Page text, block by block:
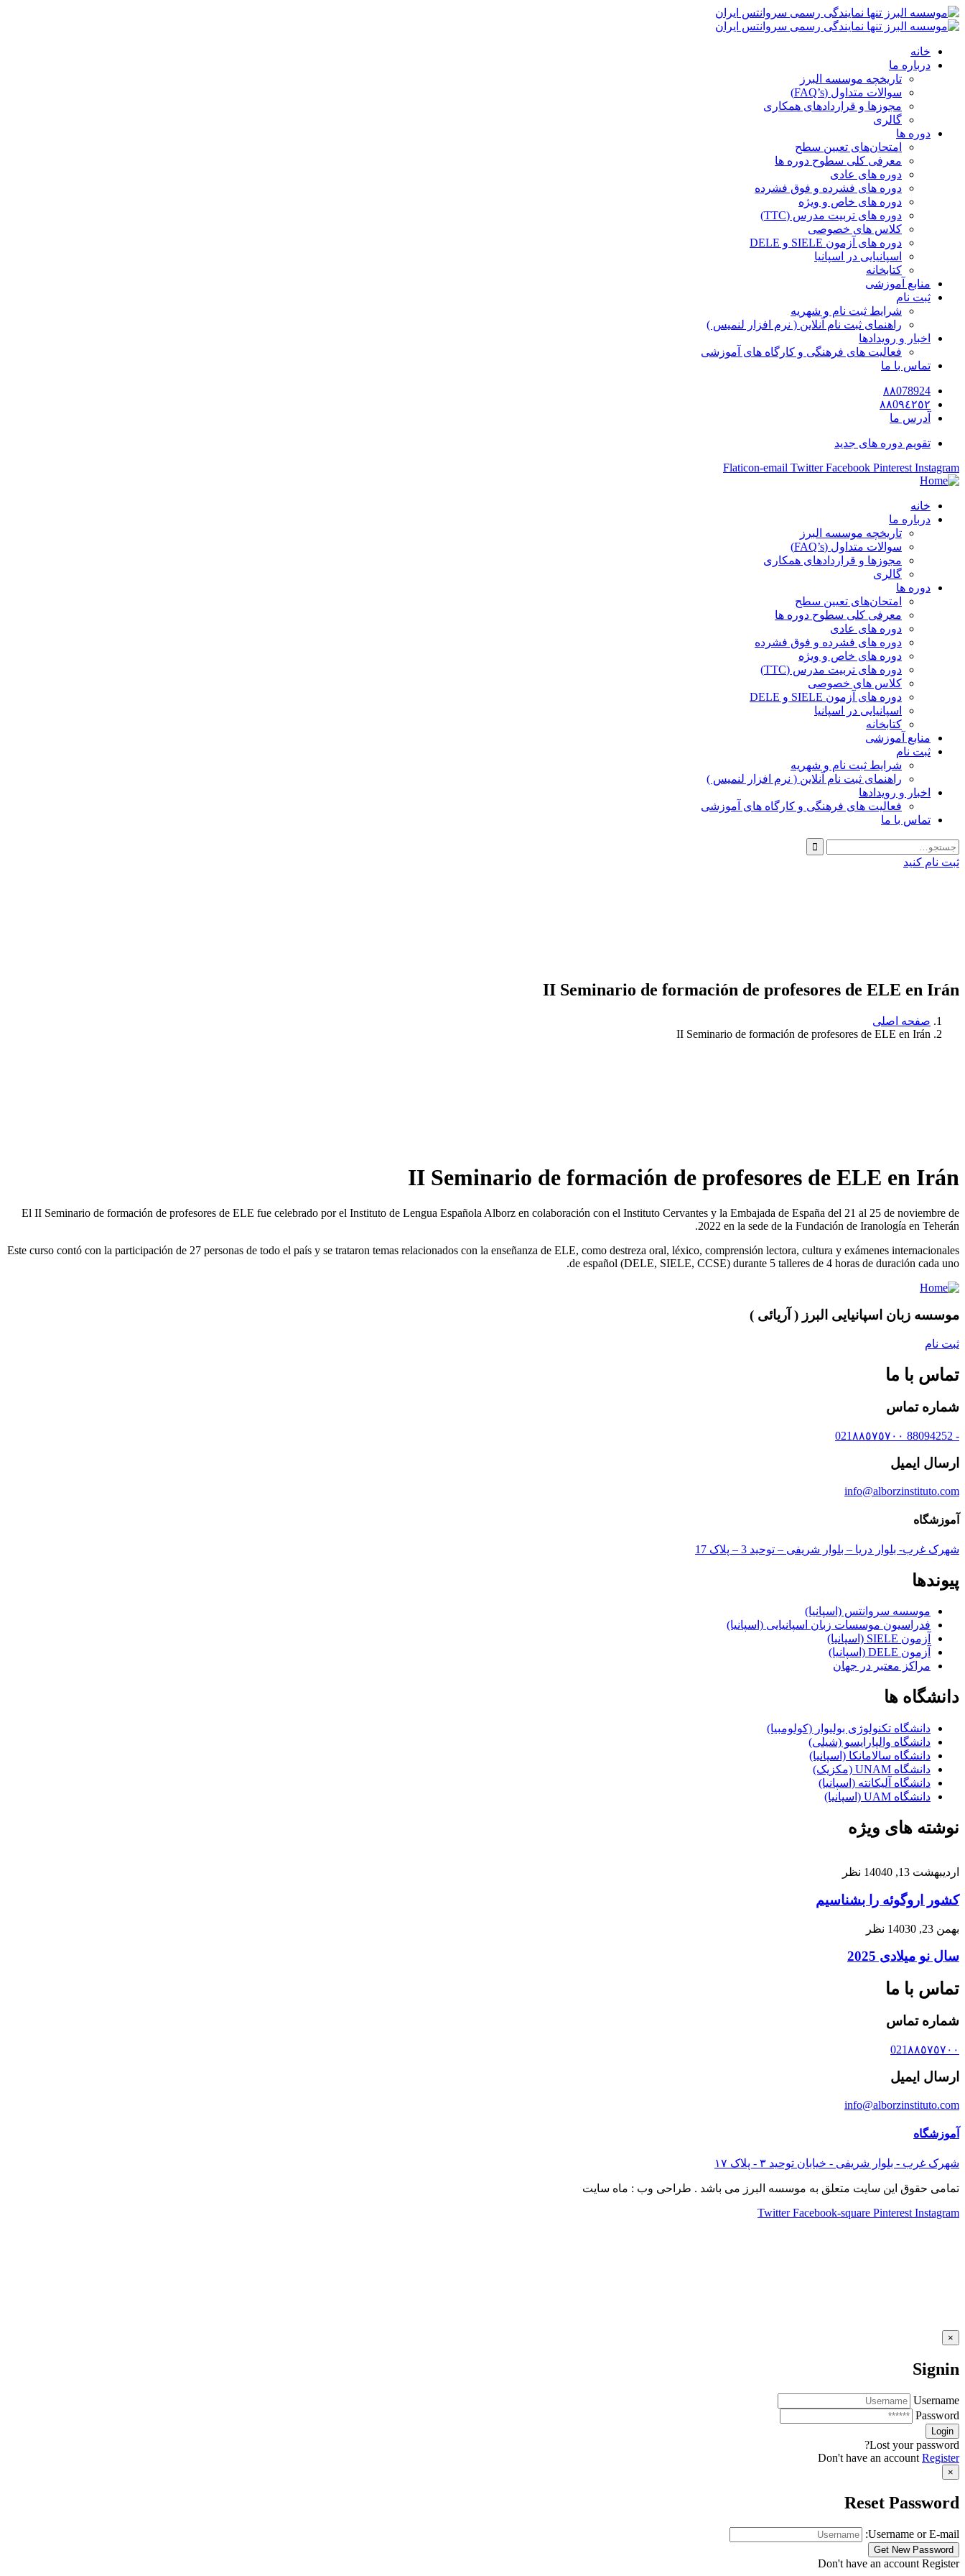
خانه
درباره ما
تاریخچه موسسه البرز
سوالات متداول (FAQ’s)
مجوزها و قراردادهای همکاری
گالری
دوره ها
امتحان‌های تعیین سطح
معرفی کلی سطوح دوره ها
دوره های عادی
دوره های فشرده و فوق فشرده
دوره های خاص و ویژه
دوره های تربیت مدرس (TTC)
کلاس های خصوصی
دوره های آزمون SIELE و DELE
اسپانیایی در اسپانیا
کتابخانه
منابع آموزشی
ثبت نام
شرایط ثبت نام و شهریه
راهنمای ثبت نام آنلاین ( نرم افزار لنمیس )
اخبار و رویدادها
فعالیت های فرهنگی و کارگاه های آموزشی
تماس با ما
٨٨078924
٨٨0٩٤٢٥٢
آدرس ما
تقویم دوره های جدید
Flaticon-email Twitter Facebook Pinterest Instagram
خانه
درباره ما
تاریخچه موسسه البرز
سوالات متداول (FAQ’s)
مجوزها و قراردادهای همکاری
گالری
دوره ها
امتحان‌های تعیین سطح
معرفی کلی سطوح دوره ها
دوره های عادی
دوره های فشرده و فوق فشرده
دوره های خاص و ویژه
دوره های تربیت مدرس (TTC)
کلاس های خصوصی
دوره های آزمون SIELE و DELE
اسپانیایی در اسپانیا
کتابخانه
منابع آموزشی
ثبت نام
شرایط ثبت نام و شهریه
راهنمای ثبت نام آنلاین ( نرم افزار لنمیس )
اخبار و رویدادها
فعالیت های فرهنگی و کارگاه های آموزشی
تماس با ما
ثبت نام کنید
II Seminario de formación de profesores de ELE en Irán
صفحه اصلی
II Seminario de formación de profesores de ELE en Irán
II Seminario de formación de profesores de ELE en Irán
El II Seminario de formación de profesores de ELE fue celebrado por el Instituto de Lengua Española Alborz en colaboración con el Instituto Cervantes y la Embajada de España del 21 al 25 de noviembre de
2022 en la sede de la Fundación de Iranología en Teherán.
Este curso contó con la participación de 27 personas de todo el país y se trataron temas relacionados con la enseñanza de ELE, como destreza oral, léxico, comprensión lectora, cultura y exámenes internacionales
de español (DELE, SIELE, CCSE) durante 5 talleres de 4 horas de duración cada uno.
موسسه زبان اسپانیایی البرز ( آریائی )
ثبت نام
تماس با ما
شماره تماس
- 88094252 021٨٨٥٧٥٧٠٠
ارسال ایمیل
info@alborzinstituto.com
آموزشگاه
شهرک غرب- بلوار دریا – بلوار شریفی – توحید 3 – پلاک 17
پیوندها
موسسه سروانتس (اسپانیا)
فدراسیون موسسات زبان اسپانیایی (اسپانیا)
آزمون SIELE (اسپانیا)
آزمون DELE (اسپانیا)
مراکز معتبر در جهان
دانشگاه ها
دانشگاه تکنولوژی بولیوار (کولومبیا)
دانشگاه والپارایسو (شیلی)
دانشگاه سالامانکا (اسپانیا)
دانشگاه UNAM (مکزیک)
دانشگاه آلیکانته (اسپانیا)
دانشگاه UAM (اسپانیا)
نوشته های ویژه
اردیبهشت 13, 1404 0 نظر
کشور اروگوئه را بشناسیم
بهمن 23, 1403 0 نظر
سال نو میلادی 2025
تماس با ما
شماره تماس
021٨٨٥٧٥٧٠٠
ارسال ایمیل
info@alborzinstituto.com
آموزشگاه
شهرک غرب - بلوار شریفی - خیابان توحید ٣ - پلاک ١٧
تمامی حقوق این سایت متعلق به موسسه البرز می باشد . طراحی وب : ماه سایت
Twitter Facebook-square Pinterest Instagram
×
Signin
Username
Password
Lost your password?
Don't have an account Register
×
Reset Password
Username or E-mail:
Don't have an account Register